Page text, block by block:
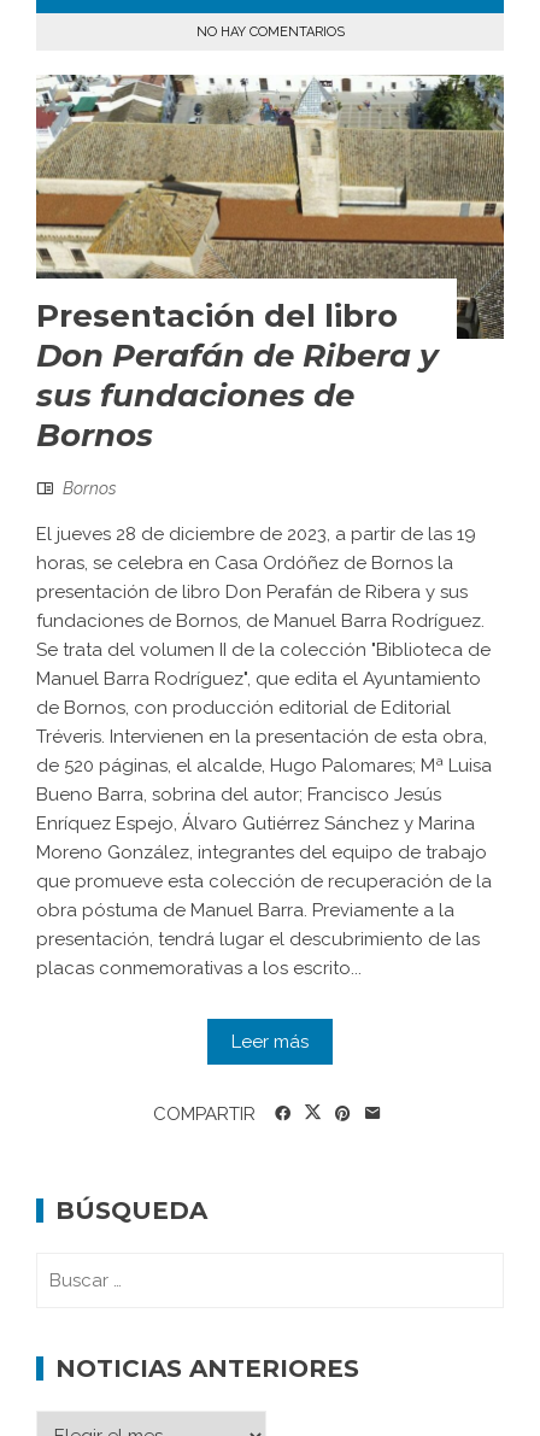
NO HAY COMENTARIOS
Presentación del libro
Don Perafán de Ribera y
sus fundaciones de
Bornos
Bornos
El jueves 28 de diciembre de 2023, a partir de las 19
horas, se celebra en Casa Ordóñez de Bornos la
presentación de libro Don Perafán de Ribera y sus
fundaciones de Bornos, de Manuel Barra Rodríguez.
Se trata del volumen II de la colección "Biblioteca de
Manuel Barra Rodríguez", que edita el Ayuntamiento
de Bornos, con producción editorial de Editorial
Tréveris. Intervienen en la presentación de esta obra,
de 520 páginas, el alcalde, Hugo Palomares; Mª Luisa
Bueno Barra, sobrina del autor; Francisco Jesús
Enríquez Espejo, Álvaro Gutiérrez Sánchez y Marina
Moreno González, integrantes del equipo de trabajo
que promueve esta colección de recuperación de la
obra póstuma de Manuel Barra. Previamente a la
presentación, tendrá lugar el descubrimiento de las
placas conmemorativas a los escrito...
Leer más
COMPARTIR
BÚSQUEDA
NOTICIAS ANTERIORES